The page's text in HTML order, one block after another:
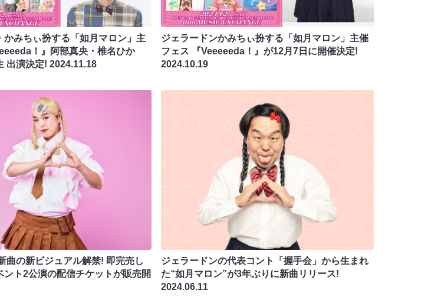
かみちぃ扮する「如月マロン」主
！』阿部真央・椎名ひか
出演決定!2024.11.18
ジェラードンかみちぃ扮する「如月マロン」主催
フェス 『Veeeeeda！』が12月7日に開催決定!
2024.10.19
曲の新ビジュアル解禁! 即完売し
ント2公演の配信チケットが販売開
ジェラードンの代表コント「握手会」から生まれ
た“如月マロン”が3年ぶりに新曲リリース!
2024.06.11